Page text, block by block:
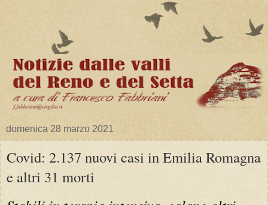
domenica 28 marzo 2021
Covid: 2.137 nuovi casi in Emilia Romagna
e altri 31 morti